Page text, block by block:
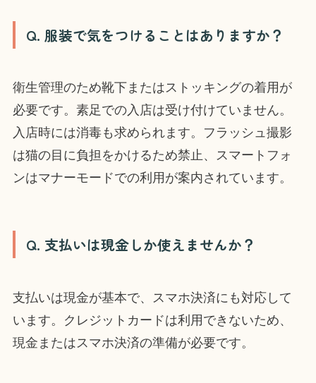
Q. 服装で気をつけることはありますか？
衛生管理のため靴下またはストッキングの着用が
必要です。素足での入店は受け付けていません。
入店時には消毒も求められます。フラッシュ撮影
は猫の目に負担をかけるため禁止、スマートフォ
ンはマナーモードでの利用が案内されています。
Q. 支払いは現金しか使えませんか？
支払いは現金が基本で、スマホ決済にも対応して
います。クレジットカードは利用できないため、
現金またはスマホ決済の準備が必要です。